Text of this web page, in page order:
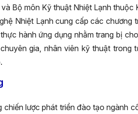
Bộ môn Kỹ thuật Nhiệt Lạnh thuộc
Nhiệt Lạnh cung cấp các
hành ứng dụng nhằm trang bị
gia, nhân viên kỹ thuật
chiến lược phát triển đào tạo ngành